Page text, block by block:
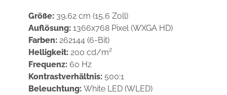
Größe: 39,62 cm (15,6 Zoll)
Auflösung: 1366x768 Pixel (WXGA HD)
Farben: 262144 (6-Bit)
Helligkeit: 200 cd/m²
Frequenz: 60 Hz
Kontrastverhältnis: 500:1
Beleuchtung: White LED (WLED)